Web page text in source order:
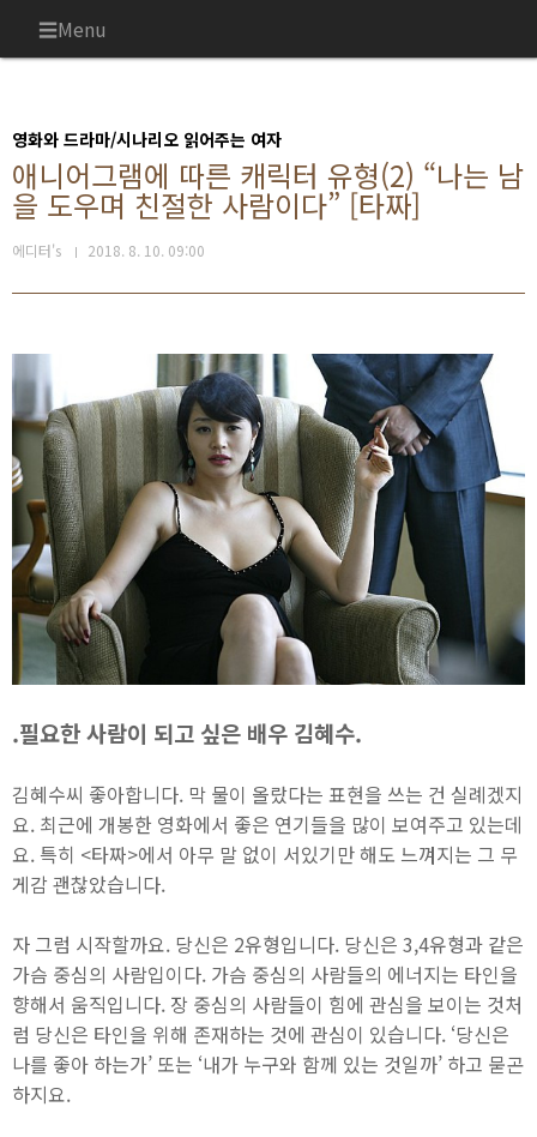
Menu
영화와 드라마/시나리오 읽어주는 여자
애니어그램에 따른 캐릭터 유형(2) “나는 남
을 도우며 친절한 사람이다” [타짜]
에디터's 2018. 8. 10. 09:00
.필요한 사람이 되고 싶은 배우 김혜수.
김혜수씨 좋아합니다. 막 물이 올랐다는 표현을 쓰는 건 실례겠지
요. 최근에 개봉한 영화에서 좋은 연기들을 많이 보여주고 있는데
요. 특히 <타짜>에서 아무 말 없이 서있기만 해도 느껴지는 그 무
게감 괜찮았습니다.
자 그럼 시작할까요. 당신은 2유형입니다. 당신은 3,4유형과 같은
가슴 중심의 사람입이다. 가슴 중심의 사람들의 에너지는 타인을
향해서 움직입니다. 장 중심의 사람들이 힘에 관심을 보이는 것처
럼 당신은 타인을 위해 존재하는 것에 관심이 있습니다. ‘당신은
나를 좋아 하는가’ 또는 ‘내가 누구와 함께 있는 것일까’ 하고 묻곤
하지요.